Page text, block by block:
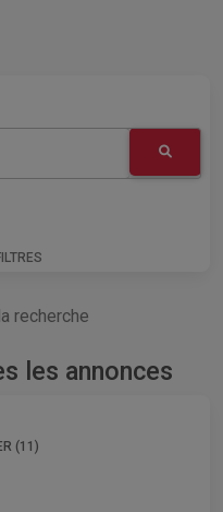
recherche
les annonces
(11)